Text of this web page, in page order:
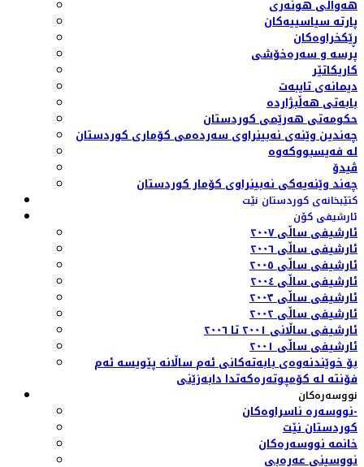
هەواڵی هونەری
پارتە سیاسییەکان
ڕێکخراوەکان
پرسە و سەرەخۆشی
کاریکاتێر
دیمانەی تایبەت
بابەتی هەڵبژاردە
حکومەتی هەرێمی کوردستان
چەندین وێنەی نەبینراوی سەردەمی کۆماری کوردستان
لە فەیسبووکەوە
ڤیدۆ
چەند وێنەیەکی نەبینراوی کۆمار کوردستان
کتێبخانەی کوردستان نێت
ئارشیفی کۆن
ئارشیفی ساڵی ٢٠٠٧
ئارشیفی ساڵی ٢٠٠٦
ئارشیفی ساڵی ٢٠٠٥
ئارشیفی ساڵی ٢٠٠٤
ئارشیفی ساڵی ٢٠٠٣
ئارشیفی ساڵی ٢٠٠٢
ئارشیفی ساڵانی ٢٠٠١ تا ٢٠٠٦
ئارشیفی ساڵی ٢٠٠١
بۆ خوێندنەوەی بابەتەکانی ئەم ساڵانە پێویسە ئەم
فۆنتە لە کۆمپوتەرەکەتدا دابەزێنی
نووسەرەکان
نووسەرە ناسراوەکان-
کوردستان نێت
خانمە نووسەرەکان
نووسینی عەرەبی